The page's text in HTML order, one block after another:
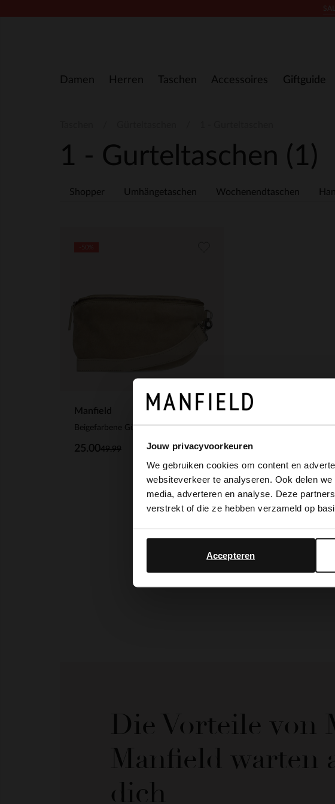
Jouw privacyvoorkeuren
We gebruiken cookies om content en
websiteverkeer te analyseren. Ook delen
media, adverteren en analyse. Deze
verstrekt of die ze hebben verzameld op
Accepteren
Damen Herren Taschen Accessoires Giftguide
1 - Gurteltaschen (1)
Shopper Umhängetaschen Wochenendtaschen
Manfield
Beigefarbene Gürteltasche aus Veloursleder
49.99
25.00
Die Vorteile von
Manfield warten
dich
It looks like